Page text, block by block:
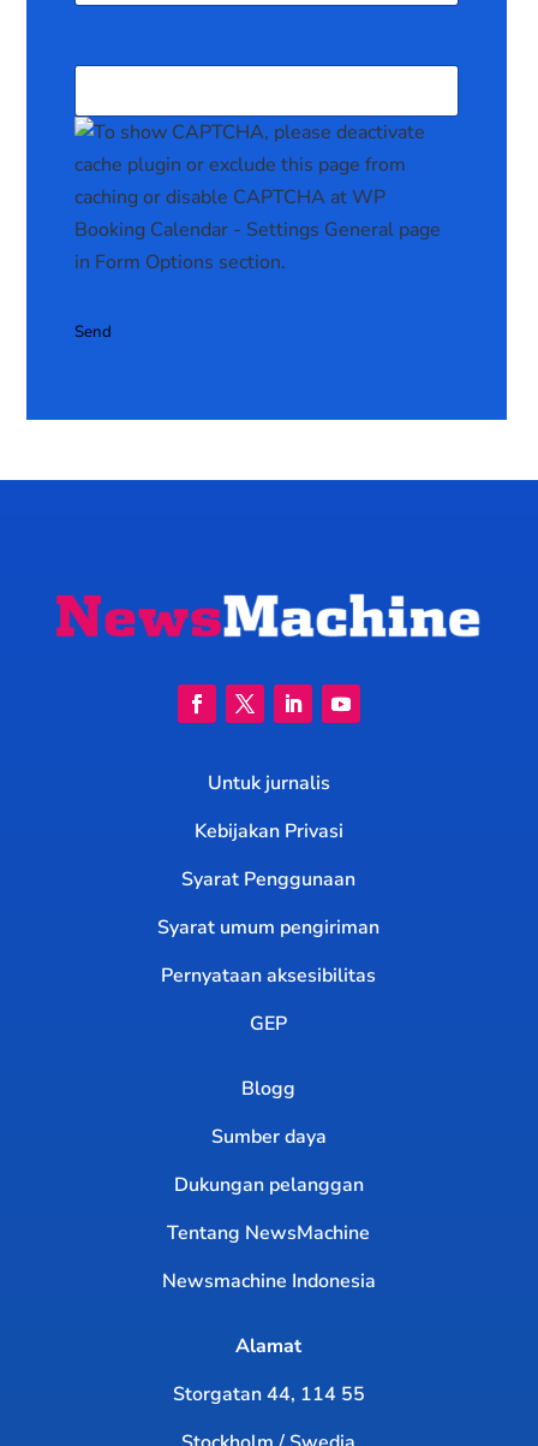
Untuk jurnalis
Kebijakan Privasi
Syarat Penggunaan
Syarat umum pengiriman
Pernyataan aksesibilitas
GEP
Blogg
Sumber daya
Dukungan pelanggan
Tentang NewsMachine
Newsmachine Indonesia
Alamat
Storgatan 44, 114 55